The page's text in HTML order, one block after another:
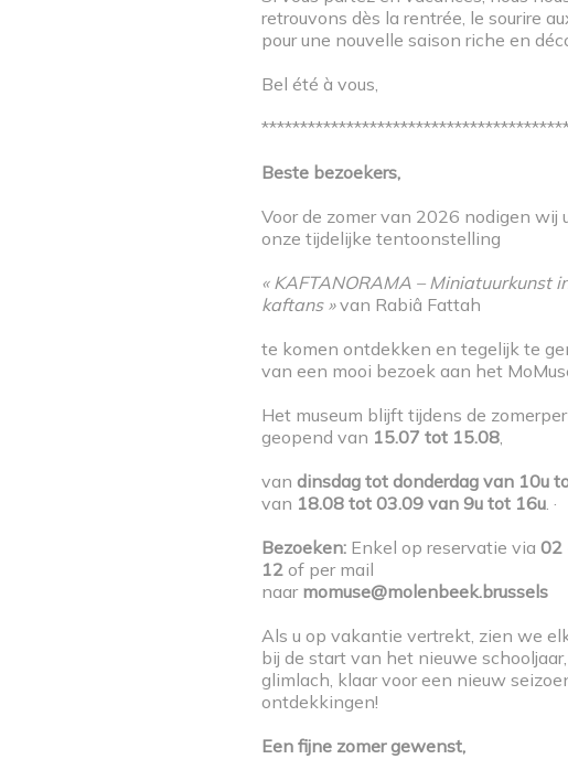
Enfilez votre casque, enfourchez votre deux-roues… et
MoMuse pour une balade hors du commun.
paysages urbains inattendus, redécouvrez la commune
Histoire, culture et coup de pédale : tout est là, il ne manque
RDV à l’entrée du Parc Marie-José à 13:45
Uniquement en français.
Réservations indispensables :
momuse@molenbeek.irisnet.be
retrouvons dès la rentrée, le sourire
pour une nouvelle saison riche en
Bel été à vous,
Beste bezoekers,
Voor de zomer van 2026 nodigen wij
onze tijdelijke tentoonstelling
« KAFTANORAMA – Miniatuurkunst
kaftans »van Rabiâ Fattah
te komen ontdekken en tegelijk te
van een mooi bezoek aan het
Het museum blijft tijdens de
geopend van 15.07 tot 15.08,
van dinsdag tot donderdag van 10u
van 18.08 tot 03.09 van 9u tot 16u. ·
Bezoeken:Enkel op reservatie via 02
12of per mail
naar momuse@molenbeek.brussels
Als u op vakantie vertrekt, zien we
bij de start van het nieuwe
glimlach, klaar voor een nieuw
ontdekkingen!
Een fijne zomer gewenst,